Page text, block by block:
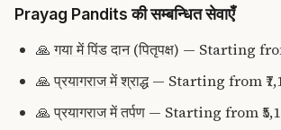
Prayag Pandits की सम्बन्धित सेवाएँ
🙏गया में पिंड दान (पितृपक्ष) — Starting
🙏प्रयागराज में श्राद्ध— Starting from
🙏प्रयागराज में तर्पण — Starting from